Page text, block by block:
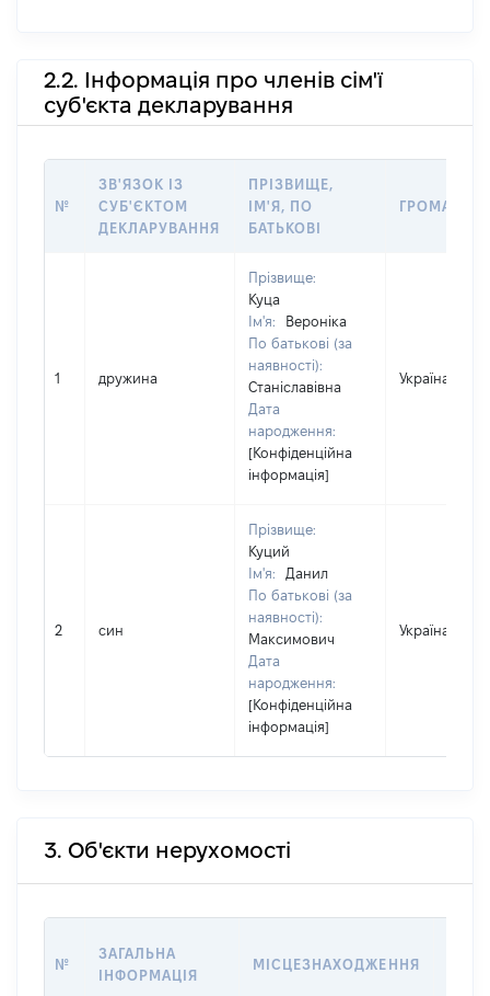
2.2. Інформація про членів сім'ї
суб'єкта декларування
№
ЗВ'ЯЗОК ІЗ
СУБ'ЄКТОМ
ДЕКЛАРУВАННЯ
ПРІЗВИЩЕ,
ІМ'Я, ПО
БАТЬКОВІ
1 дружина
Прізвище:
Куца
Ім'я:
Вероніка
По батькові (за
наявності):
Станіславівна
Дата
народження:
[Конфіденційна
інформація]
Україна
2 син
Прізвище:
Куций
Ім'я:
Данил
По батькові (за
наявності):
Максимович
Дата
народження:
[Конфіденційна
інформація]
Україна
3. Об'єкти нерухомості
№
ЗАГАЛЬНА
ІНФОРМАЦІЯ
МІСЦЕЗНАХОДЖЕННЯ